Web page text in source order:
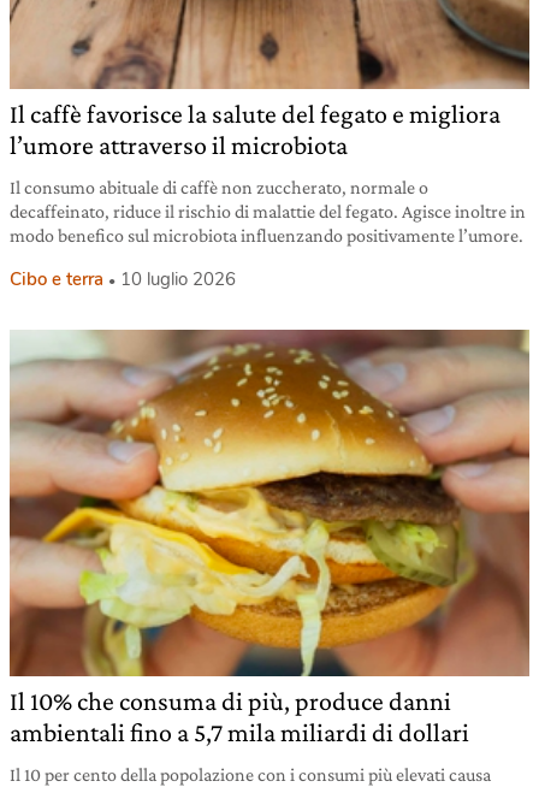
Il caffè favorisce la salute del fegato e migliora
l’umore attraverso il microbiota
Il consumo abituale di caffè non zuccherato, normale o
decaffeinato, riduce il rischio di malattie del fegato. Agisce inoltre in
modo benefico sul microbiota influenzando positivamente l’umore.
Cibo e terra 10 luglio 2026
Il 10% che consuma di più, produce danni
ambientali fino a 5,7 mila miliardi di dollari
Il 10 per cento della popolazione con i consumi più elevati causa